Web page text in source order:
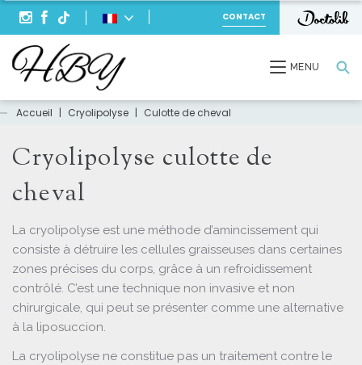
CONTACT
MENU
Recherche
Accueil | Cryolipolyse | Culotte de cheval
Cryolipolyse culotte de
cheval
La cryolipolyse est une méthode d’amincissement qui
consiste à détruire les cellules graisseuses dans certaines
zones précises du corps, grâce à un refroidissement
contrôlé. C’est une technique non invasive et non
chirurgicale, qui peut se présenter comme une alternative
à la liposuccion.
La cryolipolyse ne constitue pas un traitement contre le